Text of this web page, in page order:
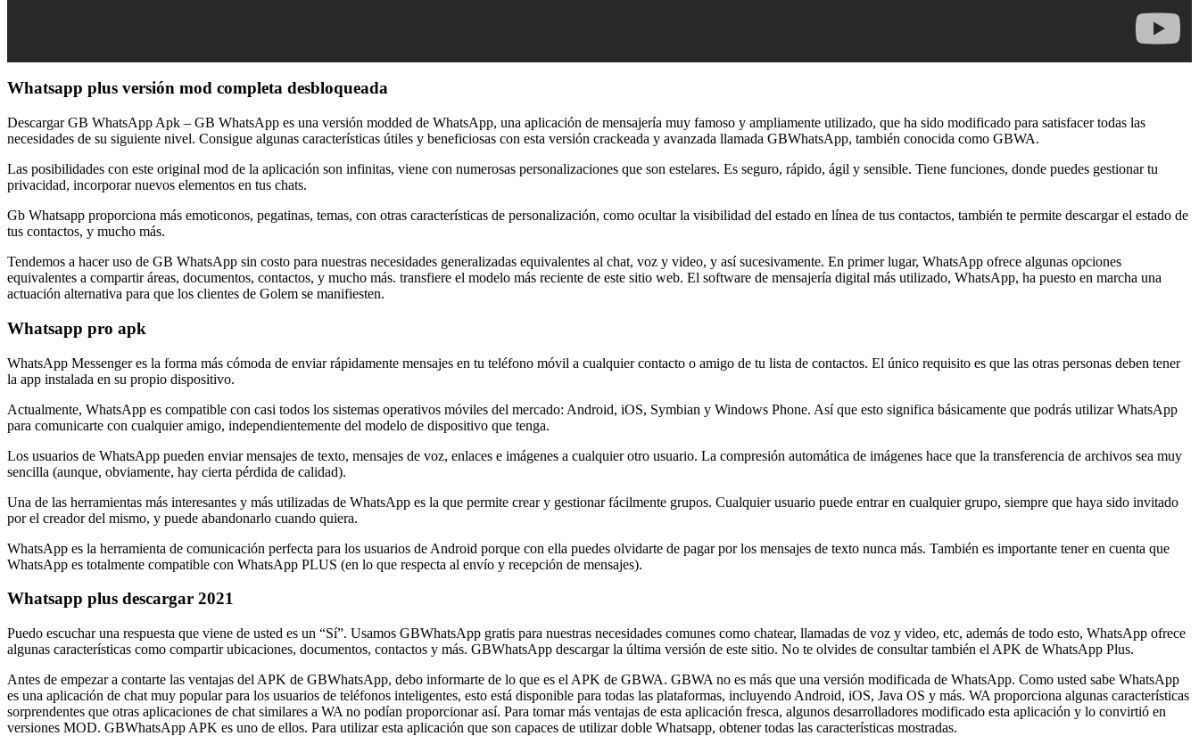
Whatsapp plus versión mod completa desbloqueada
Descargar GB WhatsApp Apk – GB WhatsApp es una versión modded de WhatsApp, una aplicación de mensajería muy famoso y ampliamente utilizado, que ha sido modificado para satisfacer todas las
necesidades de su siguiente nivel. Consigue algunas características útiles y beneficiosas con esta versión crackeada y avanzada llamada GBWhatsApp, también conocida como GBWA.
Las posibilidades con este original mod de la aplicación son infinitas, viene con numerosas personalizaciones que son estelares. Es seguro, rápido, ágil y sensible. Tiene funciones, donde puedes gestionar tu
privacidad, incorporar nuevos elementos en tus chats.
Gb Whatsapp proporciona más emoticonos, pegatinas, temas, con otras características de personalización, como ocultar la visibilidad del estado en línea de tus contactos, también te permite descargar el estado de
tus contactos, y mucho más.
Tendemos a hacer uso de GB WhatsApp sin costo para nuestras necesidades generalizadas equivalentes al chat, voz y video, y así sucesivamente. En primer lugar, WhatsApp ofrece algunas opciones
equivalentes a compartir áreas, documentos, contactos, y mucho más. transfiere el modelo más reciente de este sitio web. El software de mensajería digital más utilizado, WhatsApp, ha puesto en marcha una
actuación alternativa para que los clientes de Golem se manifiesten.
Whatsapp pro apk
WhatsApp Messenger es la forma más cómoda de enviar rápidamente mensajes en tu teléfono móvil a cualquier contacto o amigo de tu lista de contactos. El único requisito es que las otras personas deben tener
la app instalada en su propio dispositivo.
Actualmente, WhatsApp es compatible con casi todos los sistemas operativos móviles del mercado: Android, iOS, Symbian y Windows Phone. Así que esto significa básicamente que podrás utilizar WhatsApp
para comunicarte con cualquier amigo, independientemente del modelo de dispositivo que tenga.
Los usuarios de WhatsApp pueden enviar mensajes de texto, mensajes de voz, enlaces e imágenes a cualquier otro usuario. La compresión automática de imágenes hace que la transferencia de archivos sea muy
sencilla (aunque, obviamente, hay cierta pérdida de calidad).
Una de las herramientas más interesantes y más utilizadas de WhatsApp es la que permite crear y gestionar fácilmente grupos. Cualquier usuario puede entrar en cualquier grupo, siempre que haya sido invitado
por el creador del mismo, y puede abandonarlo cuando quiera.
WhatsApp es la herramienta de comunicación perfecta para los usuarios de Android porque con ella puedes olvidarte de pagar por los mensajes de texto nunca más. También es importante tener en cuenta que
WhatsApp es totalmente compatible con WhatsApp PLUS (en lo que respecta al envío y recepción de mensajes).
Whatsapp plus descargar 2021
Puedo escuchar una respuesta que viene de usted es un “Sí”. Usamos GBWhatsApp gratis para nuestras necesidades comunes como chatear, llamadas de voz y video, etc, además de todo esto, WhatsApp ofrece
algunas características como compartir ubicaciones, documentos, contactos y más. GBWhatsApp descargar la última versión de este sitio. No te olvides de consultar también el APK de WhatsApp Plus.
Antes de empezar a contarte las ventajas del APK de GBWhatsApp, debo informarte de lo que es el APK de GBWA. GBWA no es más que una versión modificada de WhatsApp. Como usted sabe WhatsApp
es una aplicación de chat muy popular para los usuarios de teléfonos inteligentes, esto está disponible para todas las plataformas, incluyendo Android, iOS, Java OS y más. WA proporciona algunas características
sorprendentes que otras aplicaciones de chat similares a WA no podían proporcionar así. Para tomar más ventajas de esta aplicación fresca, algunos desarrolladores modificado esta aplicación y lo convirtió en
versiones MOD. GBWhatsApp APK es uno de ellos. Para utilizar esta aplicación que son capaces de utilizar doble Whatsapp, obtener todas las características mostradas.